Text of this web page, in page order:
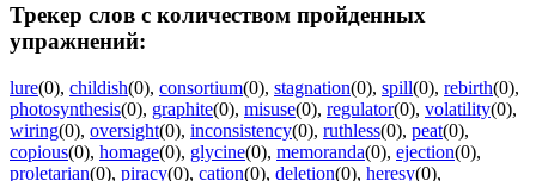
Трекер слов с количеством пройденных
упражнений:
lure(0), childish(0), consortium(0), stagnation(0), spill(0), rebirth(0),
photosynthesis(0), graphite(0), misuse(0), regulator(0), volatility(0),
wiring(0), oversight(0), inconsistency(0), ruthless(0), peat(0),
copious(0), homage(0), glycine(0), memoranda(0), ejection(0),
proletarian(0), piracy(0), cation(0), deletion(0), heresy(0),